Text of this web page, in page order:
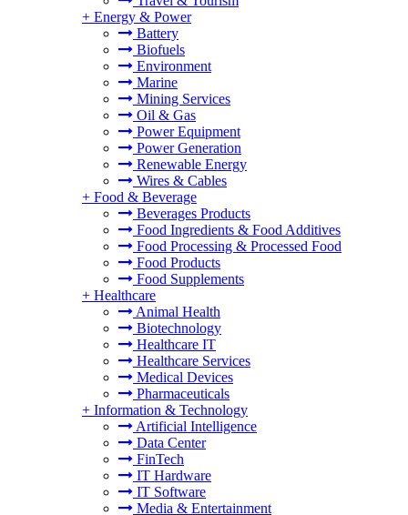
+ Energy & Power
Battery
Biofuels
Environment
Marine
Mining Services
Oil & Gas
Power Equipment
Power Generation
Renewable Energy
Wires & Cables
+ Food & Beverage
Beverages Products
Food Ingredients & Food Additives
Food Processing & Processed Food
Food Products
Food Supplements
+ Healthcare
Animal Health
Biotechnology
Healthcare IT
Healthcare Services
Medical Devices
Pharmaceuticals
+ Information & Technology
Artificial Intelligence
Data Center
FinTech
IT Hardware
IT Software
Media & Entertainment